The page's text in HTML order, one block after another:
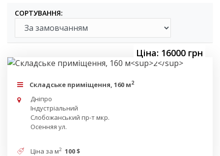
СОРТУВАННЯ:
Ціна: 16000 грн
Складське приміщення, 160 м2
Дніпро
Індустріальний
Слобожанський пр-т мкр.
Осенняя ул.
Ціна за м2 100 $